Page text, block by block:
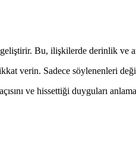
geliştirir. Bu, ilişkilerde derinlik ve
verin. Sadece söylenenleri
ve hissettiği duyguları